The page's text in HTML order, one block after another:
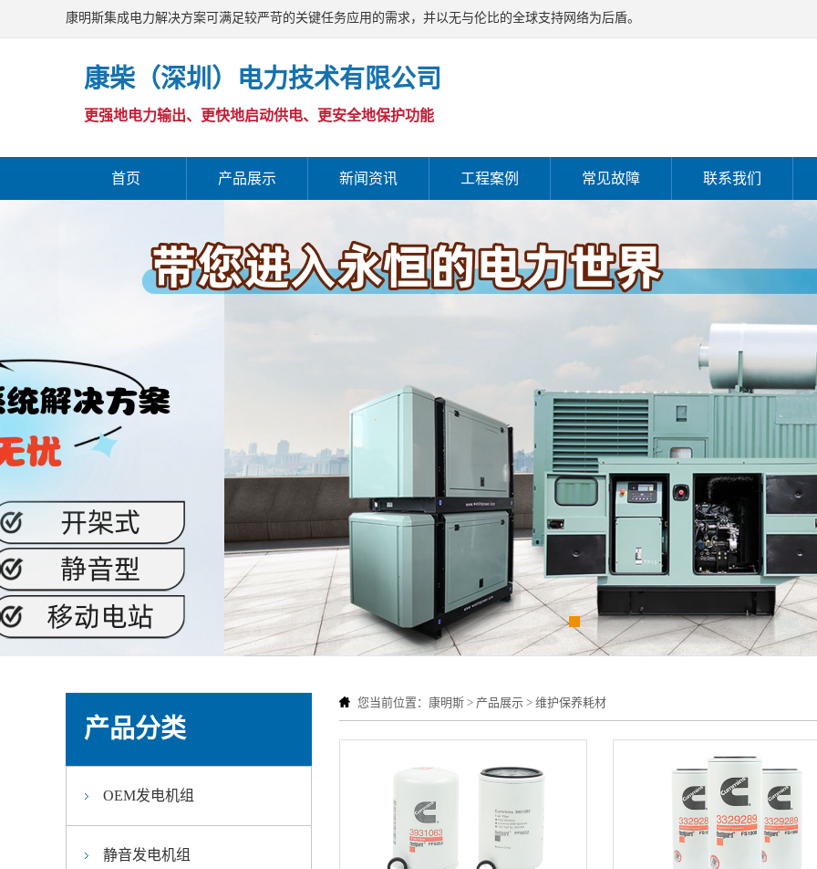
康明斯集成电力解决方案可满足较严苛的关键任务应用的需求，并以无与伦比的全球支持网络为后盾。
康柴（深圳）电力技术有限公司
更强地电力输出、更快地启动供电、更安全地保护功能
首页 产品展示 新闻资讯 工程案例 常见故障 联系我们
您当前位置： 康明斯 > 产品展示 > 维护保养耗材
产品分类
OEM发电机组
静音发电机组